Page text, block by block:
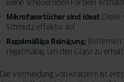
keine scheuernden Partikel
Mikrofasertücher sind ideal: Diese
Schmutz effektiv auf.
Regelmäßige Reinigung: Entfernen
regelmäßig, um den Glanz zu
Die Vermeidung von Kratzern ist